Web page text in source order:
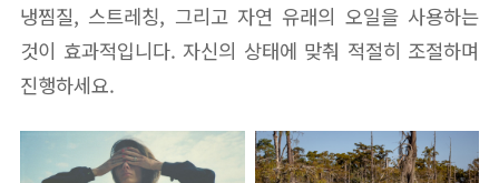
냉찜질, 스트레칭, 그리고 자연 유래의 오일을 사용하는
것이 효과적입니다. 자신의 상태에 맞춰 적절히 조절하며
진행하세요.